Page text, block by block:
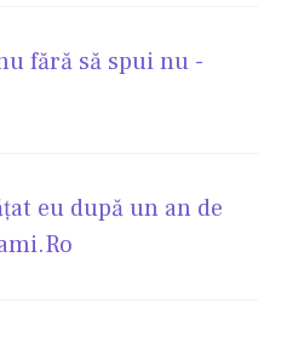
fără să spui nu -
eu după un an de